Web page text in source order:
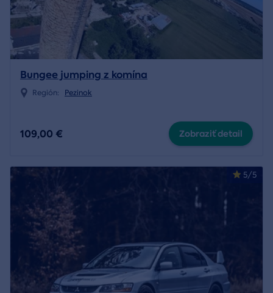
Bungee jumping z komína
Región: Pezinok
109,00 € Zobraziť detail
5/5